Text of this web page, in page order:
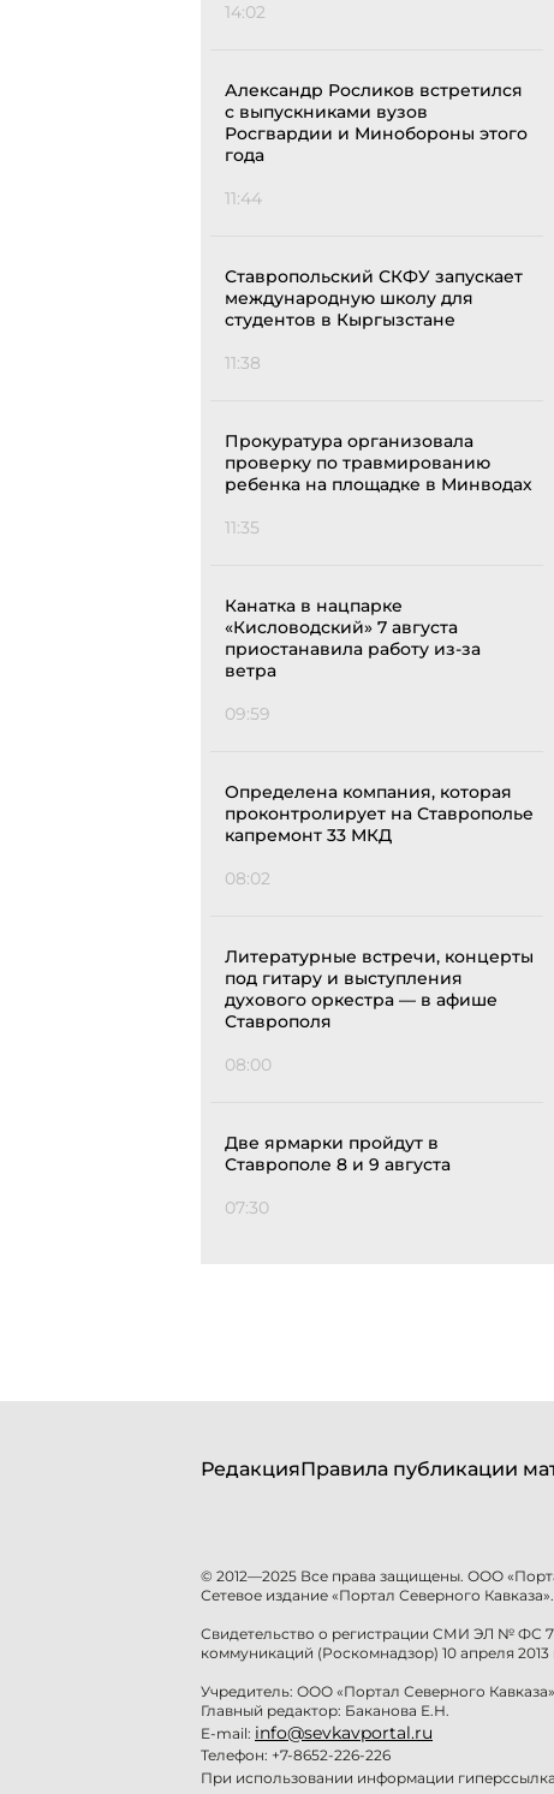
14:02
Александр Росликов встретился
с выпускниками вузов
Росгвардии и Минобороны этого
года
11:44
Ставропольский СКФУ запускает
международную школу для
студентов в Кыргызстане
11:38
Прокуратура организовала
проверку по травмированию
ребенка на площадке в Минводах
11:35
Канатка в нацпарке
«Кисловодский» 7 августа
приостанавила работу из-за
ветра
09:59
Определена компания, которая
проконтролирует на Ставрополье
капремонт 33 МКД
08:02
Литературные встречи, концерты
под гитару и выступления
духового оркестра — в афише
Ставрополя
08:00
Две ярмарки пройдут в
Ставрополе 8 и 9 августа
07:30
РедакцияПравила публикации
© 2012—2025 Все права защищены. ООО
Сетевое издание «Портал Северного Кавказа».
Свидетельство о регистрации СМИ ЭЛ № ФС
коммуникаций (Роскомнадзор) 10 апреля 2013
Учредитель: ООО «Портал Северного Кавказа»
Главный редактор: Баканова Е.Н.
E-mail: info@sevkavportal.ru
Телефон: +7-8652-226-226
При использовании информации